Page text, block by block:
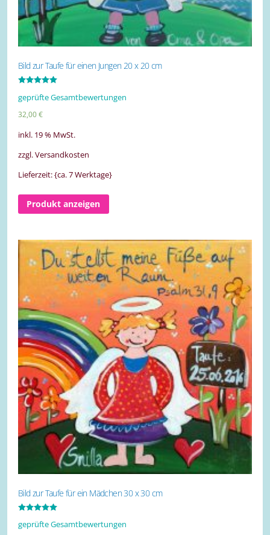
Bild zur Taufe für einen Jungen 20 x 20 cm
5.00
geprüfte Gesamtbewertungen
32,00€
inkl. 19 % MwSt.
zzgl. Versandkosten
Lieferzeit: {ca. 7 Werktage}
Produkt anzeigen
Bild zur Taufe für ein Mädchen 30 x 30 cm
5.00
geprüfte Gesamtbewertungen